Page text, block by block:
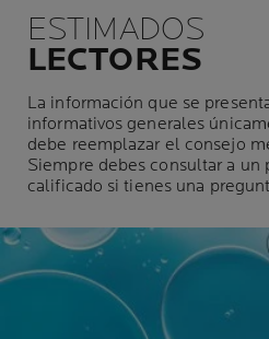
ESTIMADOS
LECTORES
La información que se
informativos generales
debe reemplazar el consejo
Siempre debes consultar a un
calificado si tienes una